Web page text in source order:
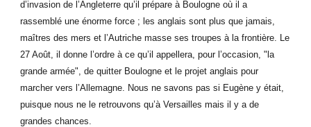
d’invasion de l’Angleterre qu’il prépare à Boulogne où il a
rassemblé une énorme force ; les anglais sont plus que jamais,
maîtres des mers et l’Autriche masse ses troupes à la frontière. Le
27 Août, il donne l’ordre à ce qu’il appellera, pour l’occasion, "la
grande armée", de quitter Boulogne et le projet anglais pour
marcher vers l’Allemagne. Nous ne savons pas si Eugène y était,
puisque nous ne le retrouvons qu’à Versailles mais il y a de
grandes chances.